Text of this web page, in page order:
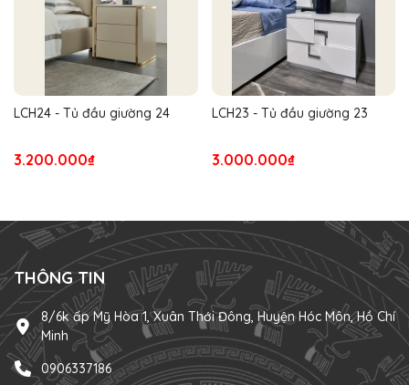
LCH24 - Tủ đầu giường 24
3.200.000₫
LCH23 - Tủ đầu giường 23
3.000.000₫
THÔNG TIN
8/6k ấp Mỹ Hòa 1, Xuân Thới Đông, Huyện Hóc Môn, Hồ Chí
Minh
0906337186